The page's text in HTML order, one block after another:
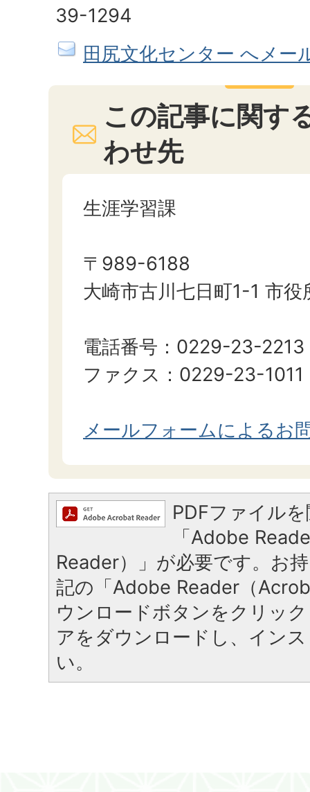
39-1294
田尻文化センター へメー
この記事に関す
わせ先
生涯学習課
〒989-6188
大崎市古川七日町1-1 市役
電話番号：0229-23-2213
ファクス：0229-23-1011
メールフォームによるお
PDFファイル
「Adobe
Reader）」が必要です。お
記の「Adobe Reader（
ウンロードボタンをクリッ
アをダウンロードし、イン
い。